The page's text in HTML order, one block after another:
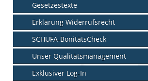
Gesetzestexte
Erklärung Widerrufsrecht
SCHUFA-BonitätsCheck
Unser Qualitätsmanagement
Exklusiver Log-In